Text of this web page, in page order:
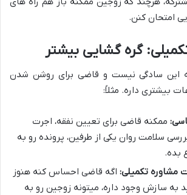
امتحان کنن.
این سادگی نیست و قاضی برای روشن شدن
بیشتری داره. مثلاً:
ممکنه قاضی برای تعیین نفقه، اجرت
سلامت روان یکی از طرفین، پرونده رو به
بده.
مشاوره تکمیلی: اگه قاضی احساس کنه هنوز
به سازش وجود داره، میتونه زوجین رو به